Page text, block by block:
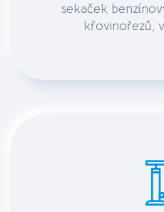
sekaček
křovinořezů,